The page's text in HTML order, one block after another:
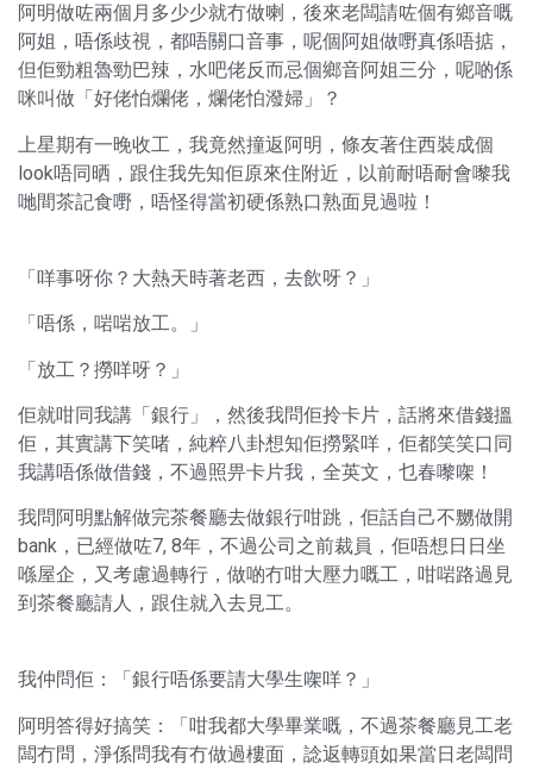
阿明做咗兩個月多少少就冇做喇，後來老闆請咗個有鄉音嘅
阿姐，唔係歧視，都唔關口音事，呢個阿姐做嘢真係唔掂，
但佢勁粗魯勁巴辣，水吧佬反而忌個鄉音阿姐三分，呢啲係
咪叫做「好佬怕爛佬，爛佬怕潑婦」？
上星期有一晚收工，我竟然撞返阿明，條友著住西裝成個
look唔同晒，跟住我先知佢原來住附近，以前耐唔耐會嚟我
哋間茶記食嘢，唔怪得當初硬係熟口熟面見過啦！
「咩事呀你？大熱天時著老西，去飲呀？」
「唔係，啱啱放工。」
「放工？撈咩呀？」
佢就咁同我講「銀行」，然後我問佢拎卡片，話將來借錢搵
佢，其實講下笑啫，純粹八卦想知佢撈緊咩，佢都笑笑口同
我講唔係做借錢，不過照畀卡片我，全英文，乜春嚟㗎！
我問阿明點解做完茶餐廳去做銀行咁跳，佢話自己不嬲做開
bank，已經做咗7, 8年，不過公司之前裁員，佢唔想日日坐
喺屋企，又考慮過轉行，做啲冇咁大壓力嘅工，咁啱路過見
到茶餐廳請人，跟住就入去見工。
我仲問佢：「銀行唔係要請大學生㗎咩？」
阿明答得好搞笑：「咁我都大學畢業嘅，不過茶餐廳見工老
闆冇問，淨係問我有冇做過樓面，諗返轉頭如果當日老闆問